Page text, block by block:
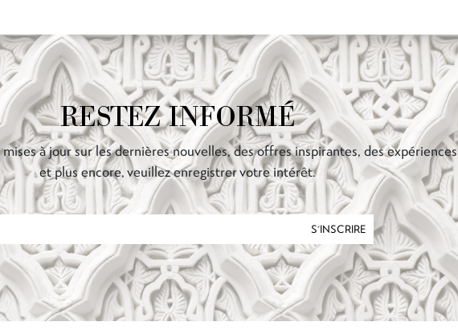
RESTEZ INFORMÉ
à jour sur les dernières nouvelles, des offres inspirantes, des expériences
et plus encore, veuillez enregistrer votre intérêt.
S'INSCRIRE